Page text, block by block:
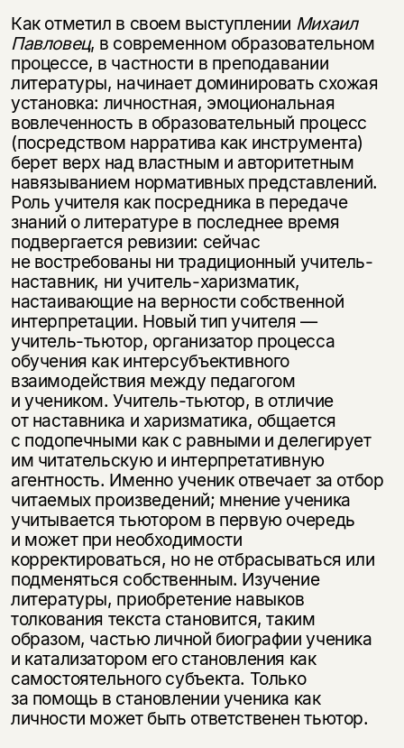
Как отметил в своем выступлении Михаил
Павловец, в современном образовательном
процессе, в частности в преподавании
литературы, начинает доминировать схожая
установка: личностная, эмоциональная
вовлеченность в образовательный процесс
(посредством нарратива как инструмента)
берет верх над властным и авторитетным
навязыванием нормативных представлений.
Роль учителя как посредника в передаче
знаний о литературе в последнее время
подвергается ревизии: сейчас
не востребованы ни традиционный учитель-
наставник, ни учитель-харизматик,
настаивающие на верности собственной
интерпретации. Новый тип учителя —
учитель-тьютор, организатор процесса
обучения как интерсубъективного
взаимодействия между педагогом
и учеником. Учитель-тьютор, в отличие
от наставника и харизматика, общается
с подопечными как с равными и делегирует
им читательскую и интерпретативную
агентность. Именно ученик отвечает за отбор
читаемых произведений; мнение ученика
учитывается тьютором в первую очередь
и может при необходимости
корректироваться, но не отбрасываться или
подменяться собственным. Изучение
литературы, приобретение навыков
толкования текста становится, таким
образом, частью личной биографии ученика
и катализатором его становления как
самостоятельного субъекта. Только
за помощь в становлении ученика как
личности может быть ответственен тьютор.